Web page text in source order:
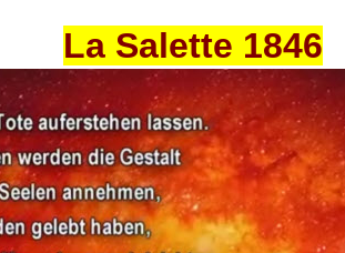
La Salette 1846